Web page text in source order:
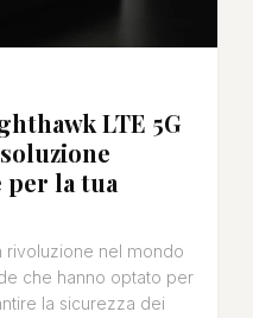
LTE 5G
la tua
rivoluzione nel mondo
che hanno optato per
la sicurezza dei